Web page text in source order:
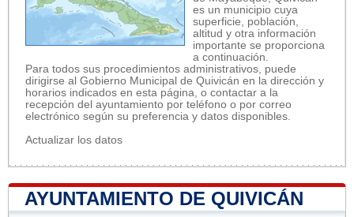
es un municipio cuya
superficie, población,
altitud y otra información
importante se proporciona
a continuación.
Para todos sus procedimientos administrativos, puede
dirigirse al Gobierno Municipal de Quivicán en la dirección y
horarios indicados en esta página, o contactar a la
recepción del ayuntamiento por teléfono o por correo
electrónico según su preferencia y datos disponibles.
Actualizar los datos
AYUNTAMIENTO DE QUIVICÁN